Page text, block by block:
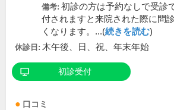
備考: 初診の方は予約なしで受診
付されますと来院された際に問
くなります。...(続きを読む)
休診日: 木午後、日、祝、年末年始
初診受付
口コミ